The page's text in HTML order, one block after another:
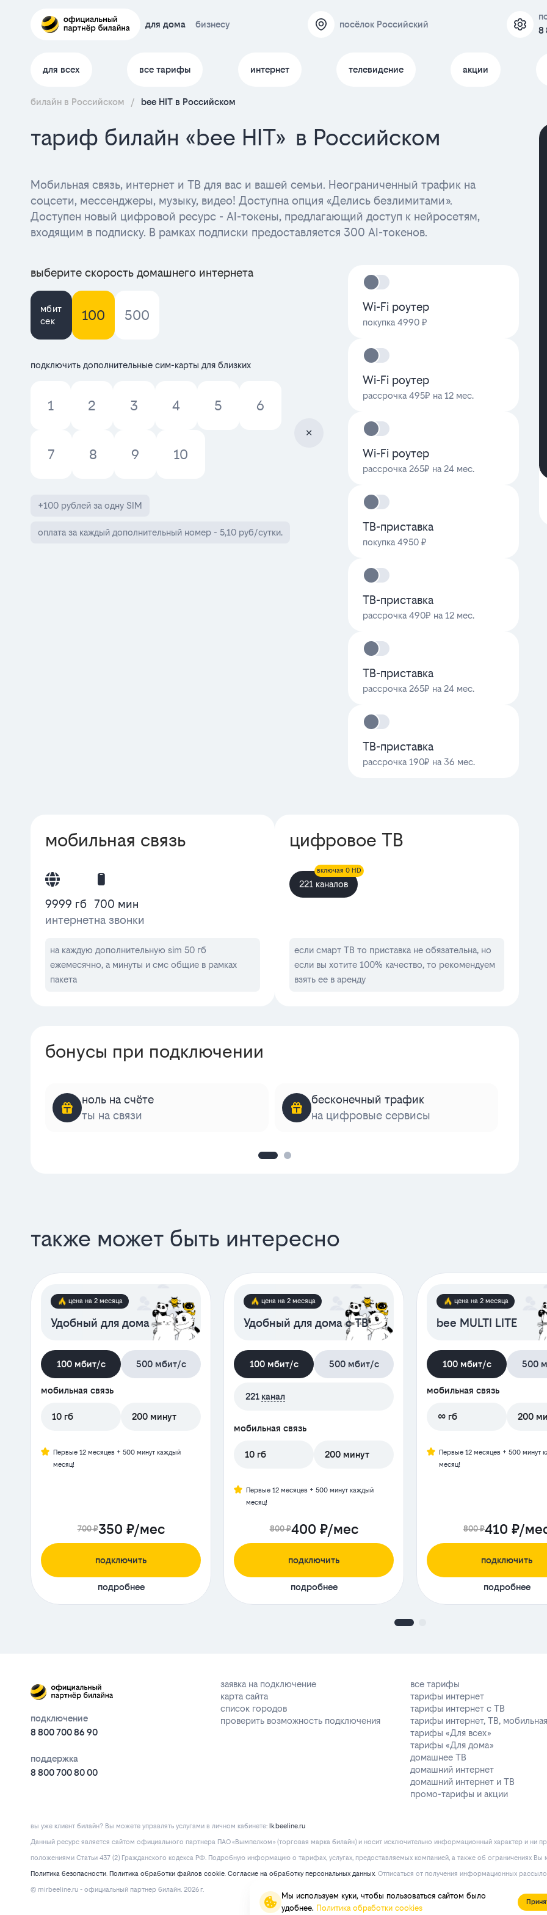
для дома бизнесу посёлок Российский
8
для всех все тарифы интернет телевидение акции
билайн в Российском / bee HIT в Российском
тариф билайн «bee HIT» в Российском
Мобильная связь, интернет и ТВ для вас и вашей семьи. Неограниченный трафик на
соцсети, мессенджеры, музыку, видео! Доступна опция «Делись безлимитами».
Доступен новый цифровой ресурс - AI-токены, предлагающий доступ к нейросетям,
входящим в подписку. В рамках подписки предоставляется 300 AI-токенов.
выберите скорость домашнего интернета
мбит
сек
100 500
подключить дополнительные сим-карты для близких
1 2 3 4 5 6
7 8 9 10
+100 рублей за одну SIM
оплата за каждый дополнительный номер - 5,10 руб/сутки.
Wi-Fi роутер
покупка 4990 ₽
Wi-Fi роутер
рассрочка 495₽ на 12 мес.
Wi-Fi роутер
рассрочка 265₽ на 24 мес.
ТВ-приставка
покупка 4950 ₽
ТВ-приставка
рассрочка 490₽ на 12 мес.
ТВ-приставка
рассрочка 265₽ на 24 мес.
ТВ-приставка
рассрочка 190₽ на 36 мес.
мобильная связь
9999 гб
интернет
700 мин
на звонки
на каждую дополнительную sim 50 гб
ежемесячно, а минуты и смс общие в рамках
пакета
цифровое ТВ
221 каналов
включая 0 HD
если смарт ТВ то приставка не обязательна, но
если вы хотите 100% качество, то рекомендуем
взять ее в аренду
бонусы при подключении
ноль на счёте
ты на связи
бесконечный трафик
на цифровые сервисы
также может быть интересно
цена на 2 месяца
Удобный для дома
100 мбит/с 500 мбит/с
мобильная связь
10 гб 200 минут
Первые 12 месяцев + 500 минут каждый
месяц!
700 ₽350 ₽/мес
подключить
подробнее
цена на 2 месяца
Удобный для дома с ТВ
100 мбит/с 500 мбит/с
221 канал
мобильная связь
10 гб 200 минут
Первые 12 месяцев + 500 минут каждый
месяц!
800 ₽400 ₽/мес
подключить
подробнее
цена на 2 месяца
bee MULTI LITE
100 мбит/с 500
мобильная связь
∞ гб 200
Первые 12 месяцев + 500 минут
месяц!
800 ₽410 ₽/
подключить
подробнее
подключение
8 800 700 86 90
поддержка
8 800 700 80 00
заявка на подключение
карта сайта
список городов
проверить возможность подключения
все тарифы
тарифы интернет
тарифы интернет с ТВ
тарифы интернет, ТВ,
тарифы «Для всех»
тарифы «Для дома»
домашнее ТВ
домашний интернет
домашний интернет и ТВ
промо-тарифы и акции
вы уже клиент билайн? Вы можете управлять услугами в личнoм кaбинeтe:
lk.beeline.ru
Данный ресурс является сайтом официального партнера ПАО «Вымпелком» (торговая марка билайн) и носит исключительно информационный характер и ни
положениями Статьи 437 (2) Гражданского кодекса РФ. Подробную информацию о тарифах, услугах, предоставляемых компанией, а также об ограничениях Вы
Политика безопасности. Политика обработки файлов cookie. Согласие на обработку персональных данных. Отписаться от получения информационных
© mirbeeline.ru - официальный партнер билайн. 2026 г.
Мы используем куки, чтобы пользоваться сайтом было
удобнее. Политика обработки cookies